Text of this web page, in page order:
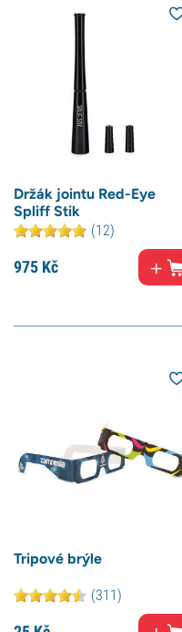
Držák jointu Red-Eye
Spliff Stik
(12)
975 Kč
Tripové brýle
(311)